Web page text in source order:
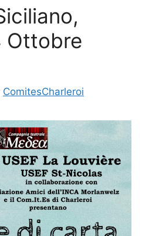
Ottobre
ComitesCharleroi